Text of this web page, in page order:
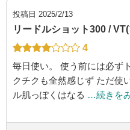
投稿日 2025/2/13
リードルショット300 /
4
毎日使い。 使う前には必ず
クチクも全然感じず ただ使
ル肌っぽくはなる …続きを